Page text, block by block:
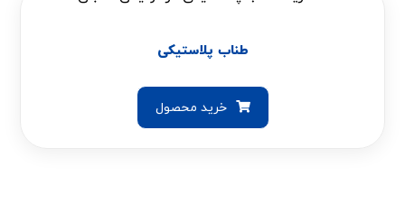
طناب پلاستیکی
خرید محصول